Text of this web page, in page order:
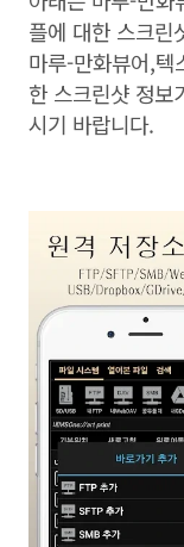
플에 대한 스크린
마루-만화뷰어,텍
한 스크린샷 정보
시기 바랍니다.